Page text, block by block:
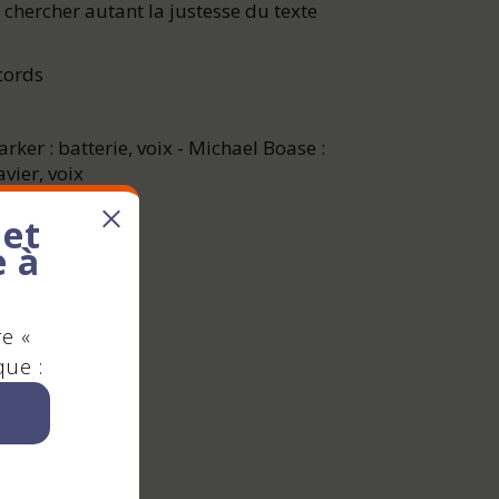
autant la justesse du texte
: batterie, voix - Michael Boase :
voix
à
«
: